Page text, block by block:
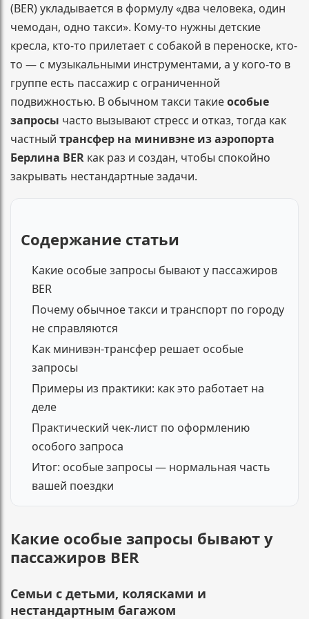
(BER) укладывается в формулу «два человека, один
чемодан, одно такси». Кому-то нужны детские
кресла, кто-то прилетает с собакой в переноске, кто-
то — с музыкальными инструментами, а у кого-то в
группе есть пассажир с ограниченной
подвижностью. В обычном такси такиеособые
запросы часто вызывают стресс и отказ, тогда как
частный трансфер на минивэне из аэропорта
Берлина BER как раз и создан, чтобы спокойно
закрывать нестандартные задачи.
Содержание статьи
Какие особые запросы бывают у пассажиров
BER
Почему обычное такси и транспорт по городу
не справляются
Как минивэн-трансфер решает особые
запросы
Примеры из практики: как это работает на
деле
Практический чек-лист по оформлению
особого запроса
Итог: особые запросы — нормальная часть
вашей поездки
Какие особые запросы бывают у
пассажиров BER
Семьи с детьми, колясками и
нестандартным багажом